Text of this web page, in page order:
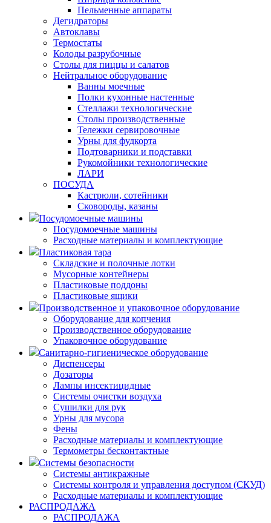
Пельменные аппараты
Дегидраторы
Автоклавы
Термостаты
Колоды разрубочные
Столы для пиццы и салатов
Нейтральное оборудование
Ванны моечные
Полки кухонные настенные
Стеллажи технологические
Столы производственные
Тележки сервировочные
Урны для фудкорта
Подтоварники и подставки
Рукомойники технологические
ЛАРИ
ПОСУДА
Кастрюли, сотейники
Сковороды, казаны
Посудомоечные машины
Посудомоечные машины
Расходные материалы и комплектующие
Пластиковая тара
Складские и полочные лотки
Мусорные контейнеры
Пластиковые поддоны
Пластиковые ящики
Производственное и упаковочное оборудование
Оборудование для копчения
Производственное оборудование
Упаковочное оборудование
Санитарно-гигиеническое оборудование
Диспенсеры
Дозаторы
Лампы инсектицидные
Системы очистки воздуха
Сушилки для рук
Урны для мусора
Фены
Расходные материалы и комплектующие
Термометры бесконтактные
Системы безопасности
Системы антикражные
Системы контроля и управления доступом (СКУД)
Расходные материалы и комплектующие
РАСПРОДАЖА
РАСПРОДАЖА